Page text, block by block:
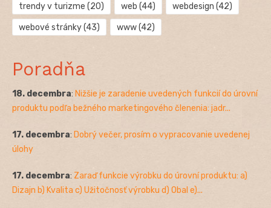
trendy v turizme (20) web (44) webdesign (42)
webové stránky(43) www(42)
Poradňa
18. decembra: Nižšie je zaradenie uvedených funkcií do úrovní
produktu podľa bežného marketingového členenia: jadr...
17. decembra: Dobrý večer, prosím o vypracovanie uvedenej
úlohy
17. decembra: Zaraď funkcie výrobku do úrovní produktu: a)
Dizajn b) Kvalita c) Užitočnosť výrobku d) Obal e)...